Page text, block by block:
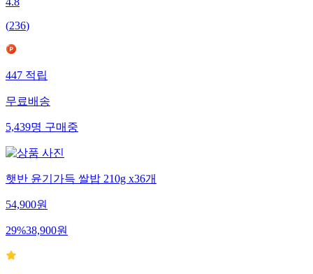
(236)
447 적립
무료배송
5,439명 구매중
햇반 윤기가득 쌀밥 210g x36개
54,900원
29%38,900원